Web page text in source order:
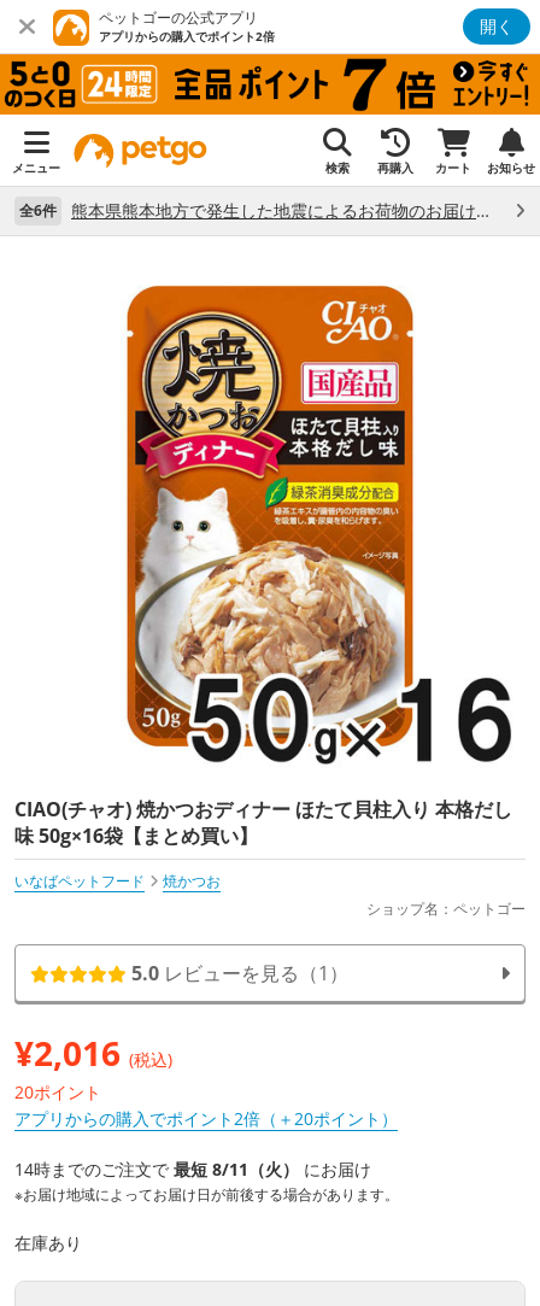
ペットゴーの公式アプリ
アプリからの購入でポイント2倍 開く
メニュー 検索 再購入 カート お知らせ
全6件 熊本県熊本地方で発生した地震によるお荷物のお届け状況について （7/28）
CIAO(チャオ) 焼かつおディナー ほたて貝柱入り 本格だし
味 50g×16袋【まとめ買い】
いなばペットフード
焼かつお
ショップ名：ペットゴー
5.0 レビューを見る（1）
¥2,016 (税込)
20ポイント
アプリからの購入でポイント2倍（＋20ポイント）
14時までのご注文で 最短 8/11（火） にお届け
※お届け地域によってお届け日が前後する場合があります。
在庫あり